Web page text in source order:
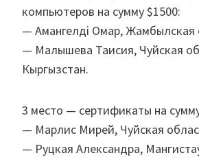
компьютеров на сумму $1500:
— Амангелді Омар, Жамбылская
— Малышева Таисия, Чуйская
Кыргызстан.
3 место — сертификаты на
— Марлис Мирей, Чуйская
— Руцкая Александра,